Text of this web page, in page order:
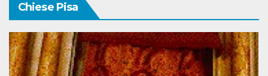
Chiese Pisa